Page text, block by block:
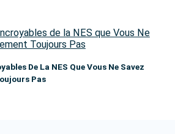
De La NES Que Vous Ne Savez
Pas